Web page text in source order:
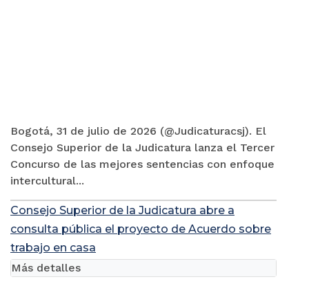
Bogotá, 31 de julio de 2026 (@Judicaturacsj). El
Consejo Superior de la Judicatura lanza el Tercer
Concurso de las mejores sentencias con enfoque
intercultural...
Consejo Superior de la Judicatura abre a
consulta pública el proyecto de Acuerdo sobre
trabajo en casa
Más detalles